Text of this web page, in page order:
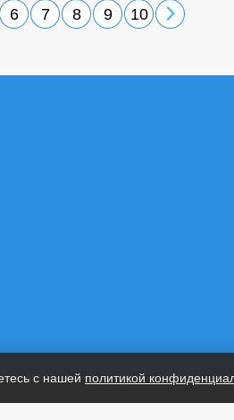
6 7 8 9 10
с нашей политикой